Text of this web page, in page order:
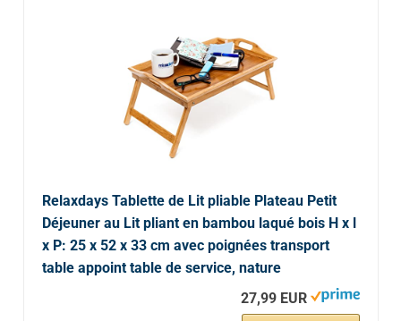
Relaxdays Tablette de Lit pliable Plateau Petit
Déjeuner au Lit pliant en bambou laqué bois H x l
x P: 25 x 52 x 33 cm avec poignées transport
table appoint table de service, nature
27,99 EUR